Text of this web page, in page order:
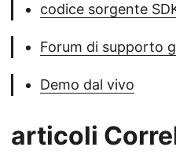
codice sorgente
Forum di supporto
Demo dal vivo
articoli